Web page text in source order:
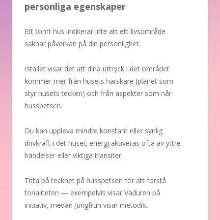
personliga egenskaper
Ett tomt hus indikerar inte att ett livsområde
saknar påverkan på din personlighet.
Istället visar det att dina uttryck i det området
kommer mer från husets härskare (planet som
styr husets tecken) och från aspekter som når
husspetsen.
Du kan uppleva mindre konstant eller synlig
drivkraft i det huset; energi aktiveras ofta av yttre
händelser eller viktiga transiter.
Titta på tecknet på husspetsen för att förstå
tonaliteten — exempelvis visar Väduren på
initiativ, medan Jungfrun visar metodik.